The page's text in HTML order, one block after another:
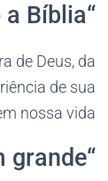
“Como posso fortalecer minha fé segundo a Bíblia?”
de Deus, da
de sua
nossa vida.
grande